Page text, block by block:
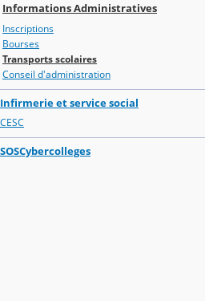
Informations Administratives
Inscriptions
Bourses
Transports scolaires
Conseil d'administration
Infirmerie et service social
CESC
SOSCybercolleges